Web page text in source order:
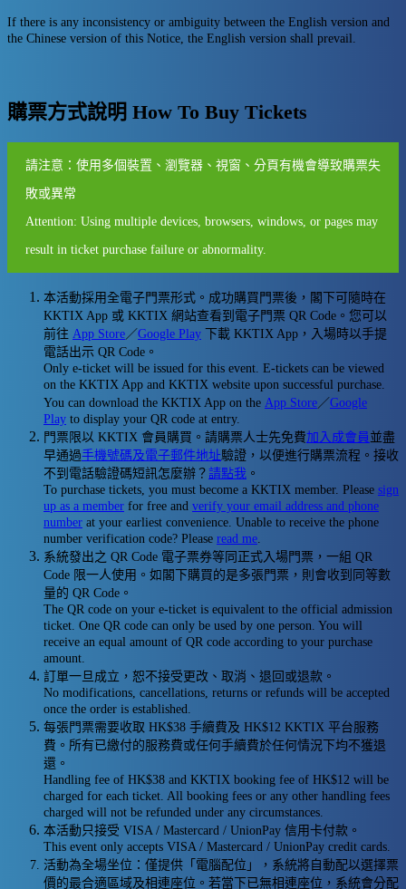
If there is any inconsistency or ambiguity between the English version and
the Chinese version of this Notice, the English version shall prevail.
購票方式說明 How To Buy Tickets
請注意：使用多個裝置、瀏覽器、視窗、分頁有機會導致購票失
敗或異常
Attention: Using multiple devices, browsers, windows, or pages may
result in ticket purchase failure or abnormality.
本活動採用全電子門票形式。成功購買門票後，閣下可隨時在
KKTIX App 或 KKTIX 網站查看到電子門票 QR Code。您可以
前往 App Store／Google Play 下載 KKTIX App，入場時以手提
電話出示 QR Code。
Only e-ticket will be issued for this event. E-tickets can be viewed
on the KKTIX App and KKTIX website upon successful purchase.
You can download the KKTIX App on the App Store／Google
Play to display your QR code at entry.
門票限以 KKTIX 會員購買。請購票人士先免費加入成會員 並盡
早通過手機號碼及電子郵件地址驗證，以便進行購票流程。接收
不到電話驗證碼短訊怎麼辦？ 請點我 。
To purchase tickets, you must become a KKTIX member. Please sign
up as a member for free and verify your email address and phone
number at your earliest convenience. Unable to receive the phone
number verification code? Please read me.
系統發出之 QR Code 電子票券等同正式入場門票，一組 QR
Code 限一人使用。如閣下購買的是多張門票，則會收到同等數
量的 QR Code。
The QR code on your e-ticket is equivalent to the official admission
ticket. One QR code can only be used by one person. You will
receive an equal amount of QR code according to your purchase
amount.
訂單一旦成立，恕不接受更改、取消、退回或退款。
No modifications, cancellations, returns or refunds will be accepted
once the order is established.
每張門票需要收取 HK$38 手續費及 HK$12 KKTIX 平台服務
費。所有已繳付的服務費或任何手續費於任何情況下均不獲退
還。
Handling fee of HK$38 and KKTIX booking fee of HK$12 will be
charged for each ticket. All booking fees or any other handling fees
charged will not be refunded under any circumstances.
本活動只接受 VISA / Mastercard / UnionPay 信用卡付款。
This event only accepts VISA / Mastercard / UnionPay credit cards.
活動為全場坐位：僅提供「電腦配位」，系統將自動配以選擇票
價的最合適區域及相連座位。若當下已無相連座位，系統會分配